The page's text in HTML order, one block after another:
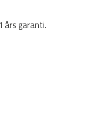
års garanti.